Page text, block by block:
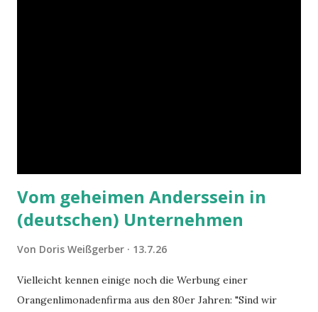
Vom geheimen Anderssein in
(deutschen) Unternehmen
Von Doris Weißgerber 13.7.26
Vielleicht kennen einige noch die Werbung einer
Orangenlimonadenfirma aus den 80er Jahren: "Sind wir